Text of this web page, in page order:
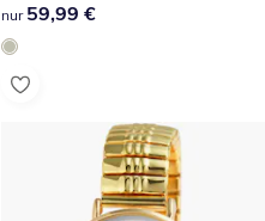
59,99 €
nur 59,99 €